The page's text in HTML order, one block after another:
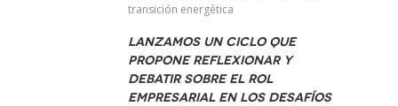
transición energética
Lanzamos un Ciclo que
propone reflexionar y
debatir sobre el rol
empresarial en los desafíos